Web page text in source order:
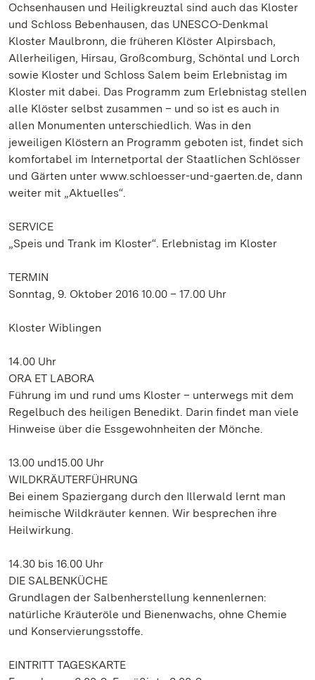
Ochsenhausen und Heiligkreuztal sind auch das Kloster
und Schloss Bebenhausen, das UNESCO-Denkmal
Kloster Maulbronn, die früheren Klöster Alpirsbach,
Allerheiligen, Hirsau, Großcomburg, Schöntal und Lorch
sowie Kloster und Schloss Salem beim Erlebnistag im
Kloster mit dabei. Das Programm zum Erlebnistag stellen
alle Klöster selbst zusammen – und so ist es auch in
allen Monumenten unterschiedlich. Was in den
jeweiligen Klöstern an Programm geboten ist, findet sich
komfortabel im Internetportal der Staatlichen Schlösser
und Gärten unter www.schloesser-und-gaerten.de, dann
weiter mit „Aktuelles“.
SERVICE
„Speis und Trank im Kloster“. Erlebnistag im Kloster
TERMIN
Sonntag, 9. Oktober 2016 10.00 – 17.00 Uhr
Kloster Wiblingen
14.00 Uhr
ORA ET LABORA
Führung im und rund ums Kloster – unterwegs mit dem
Regelbuch des heiligen Benedikt. Darin findet man viele
Hinweise über die Essgewohnheiten der Mönche.
13.00 und15.00 Uhr
WILDKRÄUTERFÜHRUNG
Bei einem Spaziergang durch den Illerwald lernt man
heimische Wildkräuter kennen. Wir besprechen ihre
Heilwirkung.
14.30 bis 16.00 Uhr
DIE SALBENKÜCHE
Grundlagen der Salbenherstellung kennenlernen:
natürliche Kräuteröle und Bienenwachs, ohne Chemie
und Konservierungsstoffe.
EINTRITT TAGESKARTE